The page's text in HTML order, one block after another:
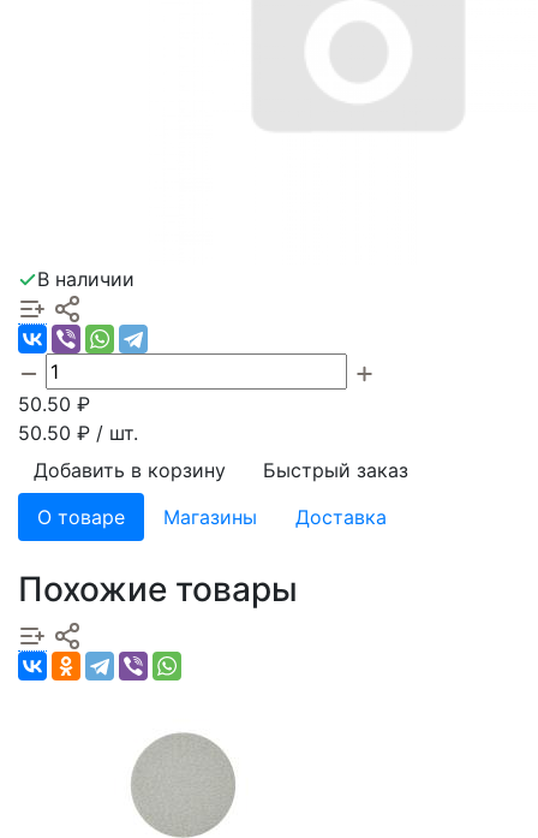
В наличии
50.50 ₽
50.50 ₽ / шт.
Добавить в корзину
Быстрый заказ
О товаре
Магазины Доставка
Похожие товары